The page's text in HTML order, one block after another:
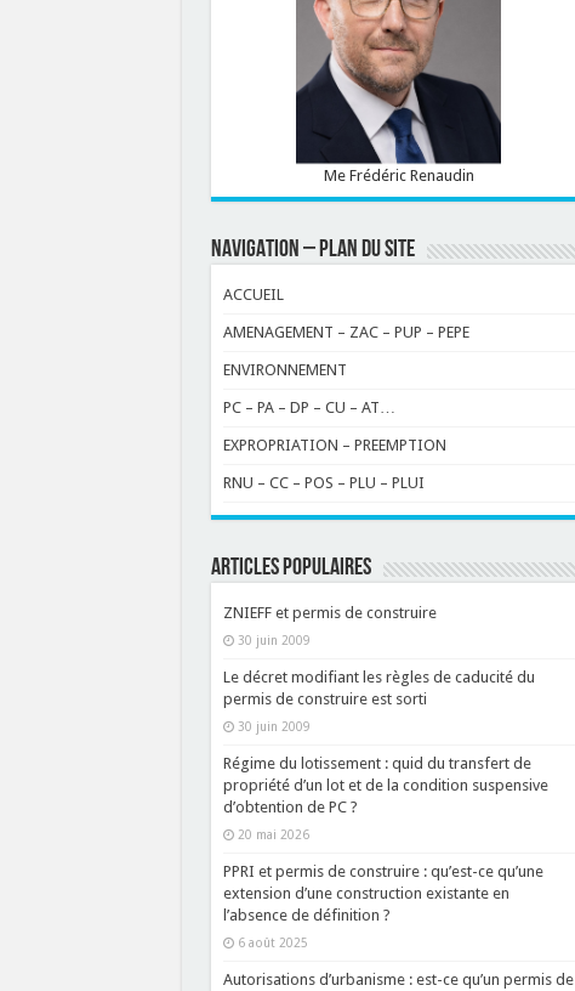
Me Frédéric Renaudin
NAVIGATION – PLAN DU SITE
ACCUEIL
AMENAGEMENT – ZAC – PUP – PEPE
ENVIRONNEMENT
PC – PA – DP – CU – AT…
EXPROPRIATION – PREEMPTION
RNU – CC – POS – PLU – PLUI
ARTICLES POPULAIRES
ZNIEFF et permis de construire
30 juin 2009
Le décret modifiant les règles de caducité du
permis de construire est sorti
30 juin 2009
Régime du lotissement : quid du transfert de
propriété d’un lot et de la condition suspensive
d’obtention de PC ?
20 mai 2026
PPRI et permis de construire : qu’est-ce qu’une
extension d’une construction existante en
l’absence de définition ?
6 août 2025
Autorisations d’urbanisme : est-ce qu’un permis de